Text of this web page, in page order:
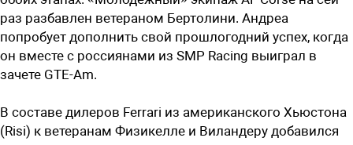
раз разбавлен ветераном Бертолини. Андреа
попробует дополнить свой прошлогодний успех, когда
он вместе с россиянами из SMP Racing выиграл в
зачете GTE-Am.
В составе дилеров Ferrari из американского Хьюстона
(Risi) к ветеранам Физикелле и Виландеру добавился